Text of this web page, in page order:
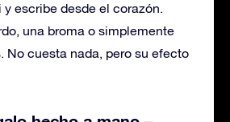
escribe desde el corazón.
una broma o simplemente
No cuesta nada, pero su efecto